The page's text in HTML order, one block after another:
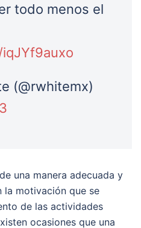
todo menos el
(@rwhitemx)
una manera adecuada y
la motivación que se
de las actividades
ocasiones que una